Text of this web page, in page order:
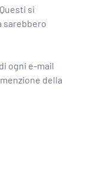
si
sarebbero
ogni e-mail
della